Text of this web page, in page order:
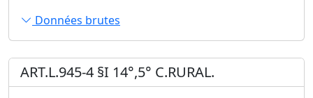
Données brutes
ART.L.945-4 §I 14°,5° C.RURAL.